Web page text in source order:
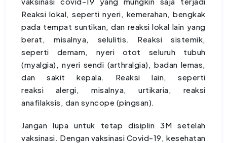
Reaksi lokal, seperti nyeri, kemerahan, bengkak
pada tempat suntikan, dan reaksi lokal lain yang
berat, misalnya, selulitis. Reaksi sistemik,
seperti demam, nyeri otot seluruh tubuh
(myalgia), nyeri sendi (arthralgia), badan lemas,
dan sakit kepala. Reaksi lain, seperti
reaksi alergi, misalnya, urtikaria, reaksi
anafilaksis, dan syncope (pingsan).
Jangan lupa untuk tetap disiplin 3M setelah
vaksinasi. Dengan vaksinasi Covid-19, kesehatan